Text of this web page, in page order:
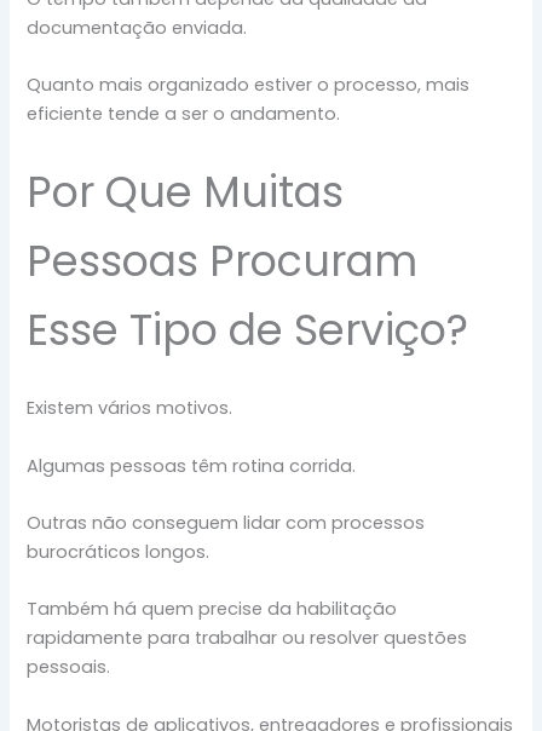
documentação enviada.
Quanto mais organizado estiver o processo, mais
eficiente tende a ser o andamento.
Por Que Muitas
Pessoas Procuram
Esse Tipo de Serviço?
Existem vários motivos.
Algumas pessoas têm rotina corrida.
Outras não conseguem lidar com processos
burocráticos longos.
Também há quem precise da habilitação
rapidamente para trabalhar ou resolver questões
pessoais.
Motoristas de aplicativos, entregadores e profissionais